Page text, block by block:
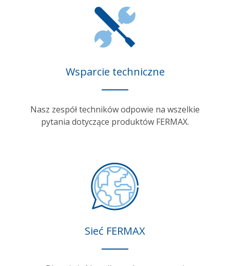
Wsparcie techniczne
Nasz zespół techników odpowie na wszelkie
pytania dotyczące produktów FERMAX.
Sieć FERMAX